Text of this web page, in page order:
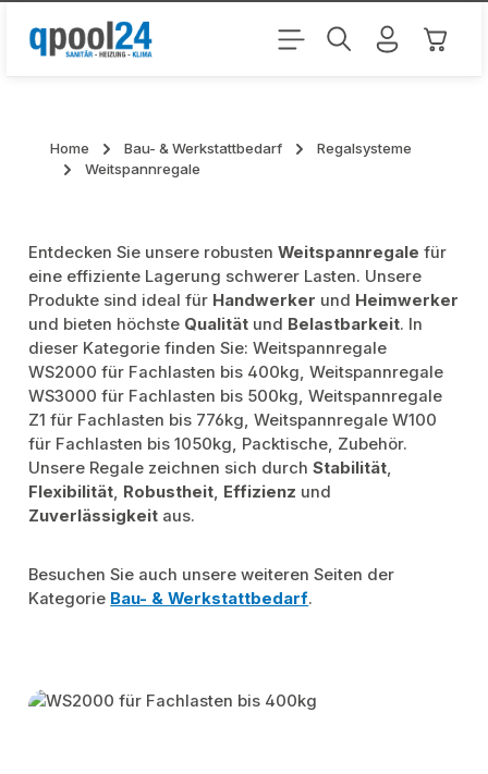
Zum Hauptinhalt springen
Home Bau- & Werkstattbedarf
Regalsysteme
Weitspannregale
Entdecken Sie unsere robustenWeitspannregale für
eine effiziente Lagerung schwerer Lasten. Unsere
Produkte sind ideal für Handwerker und Heimwerker
und bieten höchste Qualität und Belastbarkeit. In
dieser Kategorie finden Sie: Weitspannregale
WS2000 für Fachlasten bis 400kg, Weitspannregale
WS3000 für Fachlasten bis 500kg, Weitspannregale
Z1 für Fachlasten bis 776kg, Weitspannregale W100
für Fachlasten bis 1050kg, Packtische, Zubehör.
Unsere Regale zeichnen sich durchStabilität,
Flexibilität, Robustheit, Effizienz und
Zuverlässigkeit aus.
Besuchen Sie auch unsere weiteren Seiten der
Kategorie Bau- & Werkstattbedarf.
Kategoriegalerie überspringen